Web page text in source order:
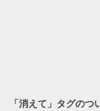
「消えて 」タグのつ